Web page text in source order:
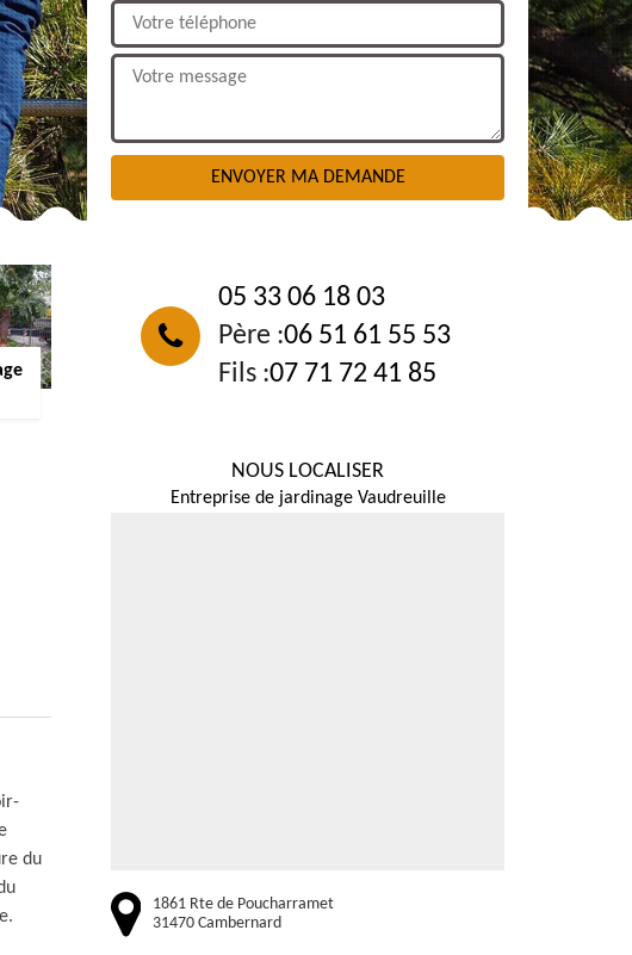
du
05 33 06 18 03
Père :06 51 61 55 53
Fils :07 71 72 41 85
NOUS LOCALISER
Entreprise de jardinage Vaudreuille
1861 Rte de Poucharramet
31470 Cambernard